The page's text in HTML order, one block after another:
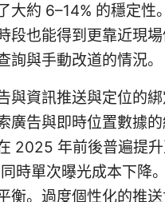
大約 6–14% 的穩定性
段也能得到更靠近現
詢與手動改道的情況。
與資訊推送與定位的
廣告與即時位置數據
2025 年前後普遍提
時單次曝光成本下降
衡。過度個性化的推